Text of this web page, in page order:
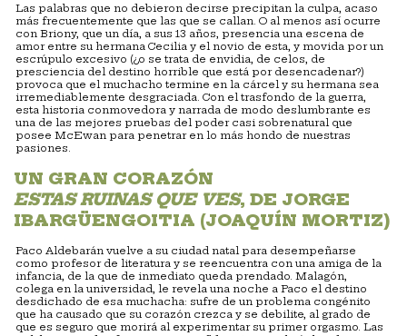
Las palabras que no debieron decirse precipitan la culpa, acaso
más frecuentemente que las que se callan. O al menos así ocurre
con Briony, que un día, a sus 13 años, presencia una escena de
amor entre su hermana Cecilia y el novio de esta, y movida por un
escrúpulo excesivo (¿o se trata de envidia, de celos, de
presciencia del destino horrible que está por desencadenar?)
provoca que el muchacho termine en la cárcel y su hermana sea
irremediablemente desgraciada. Con el trasfondo de la guerra,
esta historia conmovedora y narrada de modo deslumbrante es
una de las mejores pruebas del poder casi sobrenatural que
posee McEwan para penetrar en lo más hondo de nuestras
pasiones.
UN GRAN CORAZÓN
ESTAS RUINAS QUE VES, DE JORGE
IBARGÜENGOITIA (JOAQUÍN MORTIZ)
Paco Aldebarán vuelve a su ciudad natal para desempeñarse
como profesor de literatura y se reencuentra con una amiga de la
infancia, de la que de inmediato queda prendado. Malagón,
colega en la universidad, le revela una noche a Paco el destino
desdichado de esa muchacha: sufre de un problema congénito
que ha causado que su corazón crezca y se debilite, al grado de
que es seguro que morirá al experimentar su primer orgasmo. Las